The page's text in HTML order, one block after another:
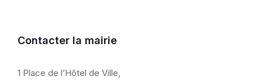
Contacter la mairie
1 Place de l’Hôtel de Ville,